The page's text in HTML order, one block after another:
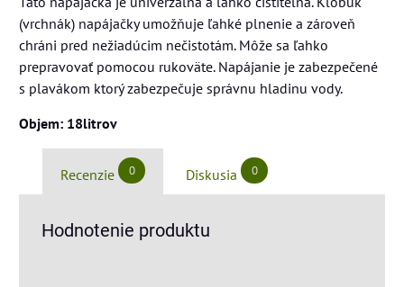
(vrchnák) napájačky umožňuje ľahké plnenie a zároveň
chráni pred nežiadúcim nečistotám. Môže sa ľahko
prepravovať pomocou rukoväte. Napájanie je zabezpečené
s plavákom ktorý zabezpečuje správnu hladinu vody.
Objem: 18litrov
Recenzie 0 Diskusia 0
Hodnotenie produktu